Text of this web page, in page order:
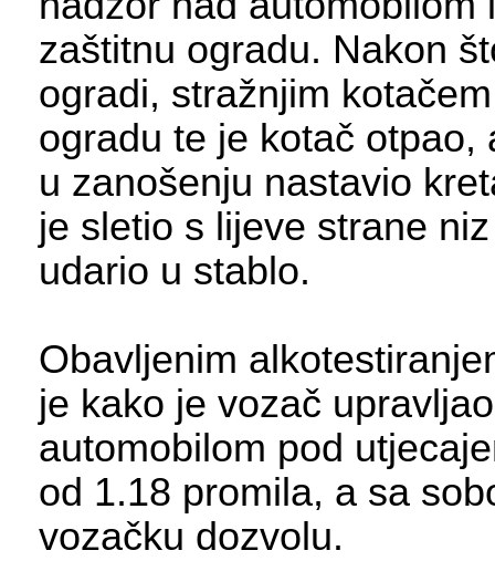
zaštitnu ogradu. Nakon
ogradi, stražnjim
ogradu te je kotač otpao,
u zanošenju nastavio
je sletio s lijeve strane
udario u stablo.
Obavljenim
je kako je vozač upravljao
automobilom pod
od 1.18 promila, a sa
vozačku dozvolu.